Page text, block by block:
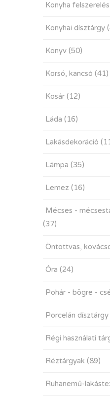
Konyha felszerelés
Konyhai dísztárgy
Könyv (50)
Korsó, kancsó (41)
Kosár (12)
Láda (16)
Lakásdekoráció
Lámpa (35)
Lemez (16)
Mécses -
(37)
Öntöttvas,
Óra (24)
Pohár - bögre -
Porcelán dísztárgy
Régi használati
Réztárgyak (89)
Ruhanemű-